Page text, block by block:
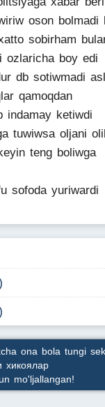
oson bolmadi
sobirham
ozlaricha boy edi
db sotiwmadi
qamoqdan
indamay ketiwdi
tuwiwsa oljani
teng boliwga
sofoda yuriwardi
ona bola tungi
хикоялар
mo'ljallangan!